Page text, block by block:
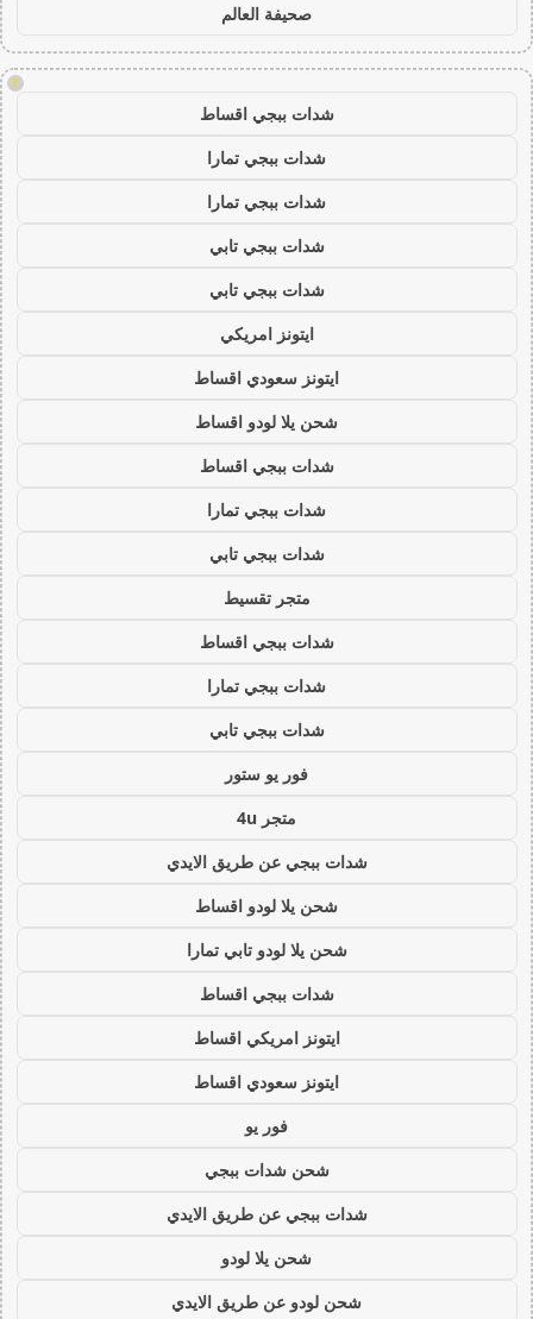
صحيفة العالم
!
شدات ببجي اقساط
شدات ببجي تمارا
شدات ببجي تمارا
شدات ببجي تابي
شدات ببجي تابي
ايتونز امريكي
ايتونز سعودي اقساط
شحن يلا لودو اقساط
شدات ببجي اقساط
شدات ببجي تمارا
شدات ببجي تابي
متجر تقسيط
شدات ببجي اقساط
شدات ببجي تمارا
شدات ببجي تابي
فور يو ستور
متجر 4u
شدات ببجي عن طريق الايدي
شحن يلا لودو اقساط
شحن يلا لودو تابي تمارا
شدات ببجي اقساط
ايتونز امريكي اقساط
ايتونز سعودي اقساط
فور يو
شحن شدات ببجي
شدات ببجي عن طريق الايدي
شحن يلا لودو
شحن لودو عن طريق الايدي